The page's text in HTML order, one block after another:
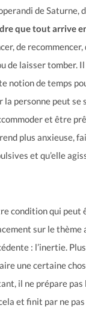
de Saturne,
que tout arrive
de
de laisser tomber.
notion de temps
la personne peut se
et être
plus anxieuse,
et qu’elle
condition qui peut
sur le
: l’inertie.
une certaine
il ne prépare pas
et finit par ne pas